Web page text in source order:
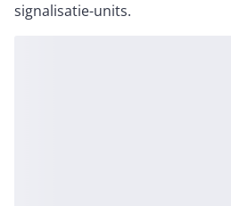
signalisatie-units.